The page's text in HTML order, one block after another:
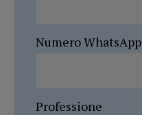
Numero WhatsApp
Professione